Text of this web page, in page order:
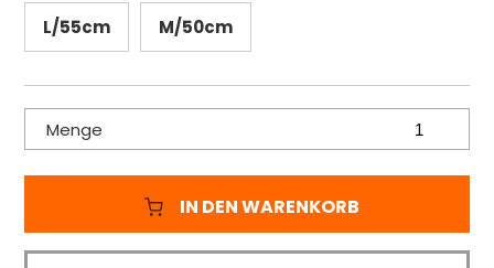
L/55cm M/50cm
Menge
IN DEN WARENKORB